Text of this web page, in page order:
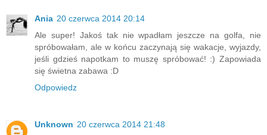
Ania 20 czerwca 2014 20:14
Ale super! Jakoś tak nie wpadłam jeszcze na golfa, nie
spróbowałam, ale w końcu zaczynają się wakacje, wyjazdy,
jeśli gdzieś napotkam to muszę spróbować! :) Zapowiada
się świetna zabawa :D
Odpowiedz
Unknown 20 czerwca 2014 21:48